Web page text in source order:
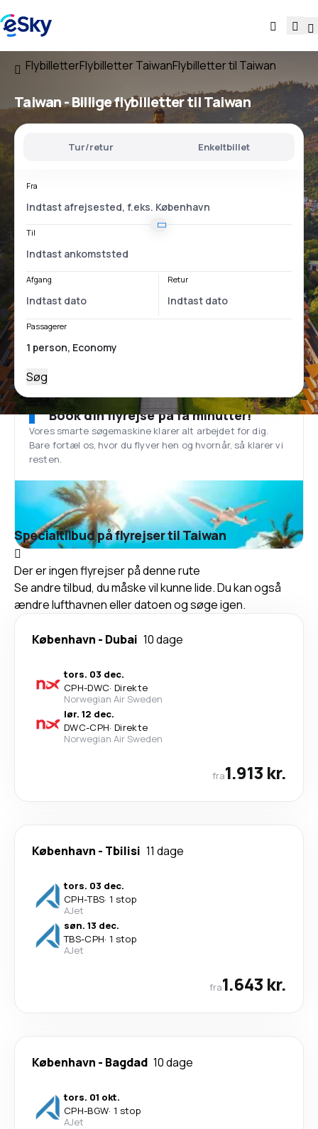
FlybilletterFlybilletter TaiwanFlybilletter til Taiwan
Taiwan - Billige flybilletter til Taiwan
Tur/retur Enkeltbillet
Fra
Til
Afgang Retur
Passagerer
Søg
Book din flyrejse på få minutter!
Vores smarte søgemaskine klarer alt arbejdet for dig.
Bare fortæl os, hvor du flyver hen og hvornår, så klarer vi
resten.
Specialtilbud på flyrejser til Taiwan
Der er ingen flyrejser på denne rute
Se andre tilbud, du måske vil kunne lide. Du kan også
ændre lufthavnen eller datoen og søge igen.
København - Dubai 10 dage
tors. 03 dec.
CPH-DWC· Direkte
Norwegian Air Sweden
lør. 12 dec.
DWC-CPH· Direkte
Norwegian Air Sweden
fra1.913 kr.
København - Tbilisi 11 dage
tors. 03 dec.
CPH-TBS· 1 stop
AJet
søn. 13 dec.
TBS-CPH· 1 stop
AJet
fra1.643 kr.
København - Bagdad 10 dage
tors. 01 okt.
CPH-BGW· 1 stop
AJet